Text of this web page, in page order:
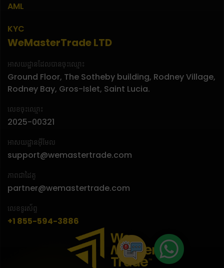
WeMasterTrade LTD
អាសយដ្ឋានដែលបានចុះឈ្មោះ
Ground Floor, The Sotheby building, Rodney Village,
Rodney Bay, Gros-Islet, Saint Lucia.
លេខចុះឈ្មោះ
2025-00321
អាសយដ្ឋានអ៊ីមែល
support@wemastertrade.com
ភាពជាដៃគូ
partner@wemastertrade.com
លេខទូរស័ព្ទ
+1 855-594-3886
AML
KYC